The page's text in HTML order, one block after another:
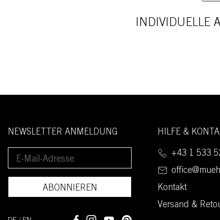
INDIVIDUELLE
NEWSLETTER ANMELDUNG
ABONNIEREN
HILFE &
+43 1 533
Kontakt
Versand &